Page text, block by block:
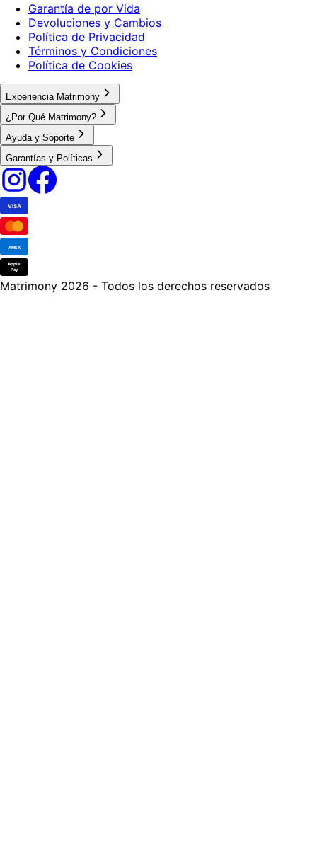
Garantía de por Vida
Devoluciones y Cambios
Política de Privacidad
Términos y Condiciones
Política de Cookies
Experiencia Matrimony
¿Por Qué Matrimony?
Ayuda y Soporte
Garantías y Políticas
VISA
AMEX
Apple
Pay
Matrimony 2026 - Todos los derechos reservados